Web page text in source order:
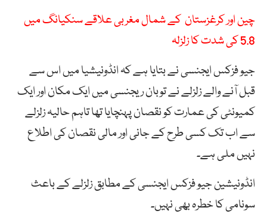
چین اور کرغزستان کے شمال مغربی علاقے سنکیانگ میں
5.8 کی شدت کا زلزلہ
جیو فزکس ایجنسی نے بتایا ہے کہ انڈونیشیا میں اس سے
قبل آنے والے زلزلے نے توبان ریجنسی میں ایک مکان اور ایک
کمیونٹی کی عمارت کو نقصان پہنچایا تھا تاہم حالیہ زلزلے
سے اب تک کسی طرح کے جانی اور مالی نقصان کی اطلاع
نہیں ملی ہے۔
انڈونیشین جیو فزکس ایجنسی کے مطابق زلزلے کے باعث
سونامی کا خطرہ بھی نہیں۔